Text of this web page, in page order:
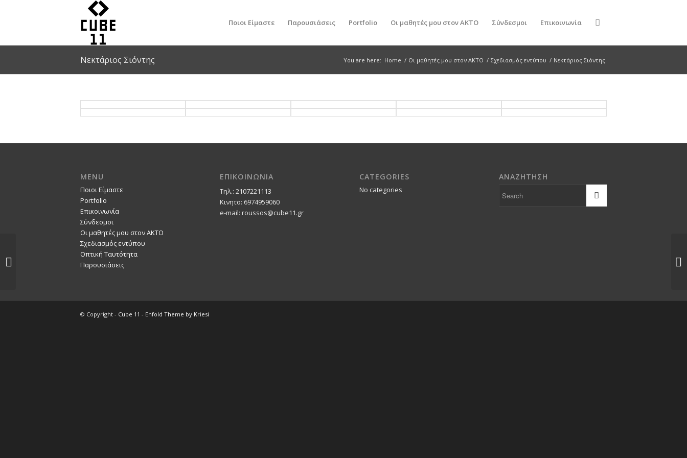
Ποιοι Είμαστε Παρουσιάσεις Portfolio Οι μαθητές μου στον ΑΚΤΟ Σύνδεσμοι Επικοινωνία
Νεκτάριος Σιόντης You are here: Home / Οι μαθητές μου στον ΑΚΤΟ / Σχεδιασμός εντύπου / Νεκτάριος Σιόντης
MENU
Ποιοι Είμαστε
Portfolio
Επικοινωνία
Σύνδεσμοι
Οι μαθητές μου στον ΑΚΤΟ
Σχεδιασμός εντύπου
Οπτική Ταυτότητα
Παρουσιάσεις
ΕΠΙΚΟΙΝΩΝΙΑ
Τηλ.: 2107221113
Κινητο: 6974959060
e-mail: roussos@cube11.gr
CATEGORIES
No categories
ΑΝΑΖΗΤΗΣΗ
© Copyright - Cube 11 - Enfold Theme by Kriesi